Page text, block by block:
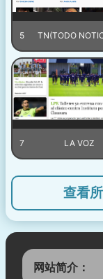
5 TN(TODO
7 LA VOZ
查看
网站简介：